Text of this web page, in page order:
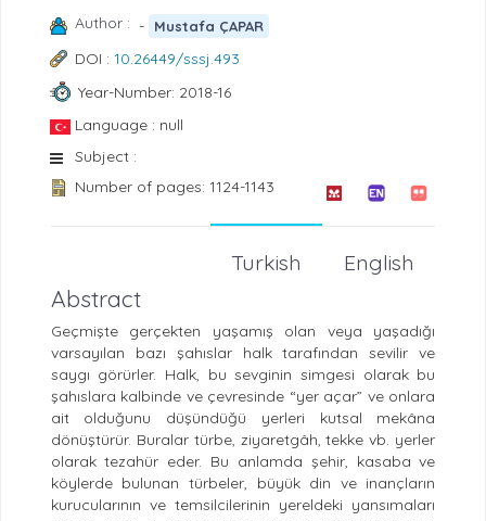
Author : - Mustafa ÇAPAR
DOI : 10.26449/sssj.493
Year-Number: 2018-16
Language : null
Subject :
Number of pages: 1124-1143
English
Turkish
Abstract
Geçmişte gerçekten yaşamış olan veya yaşadığı
varsayılan bazı şahıslar halk tarafından sevilir ve
saygı görürler. Halk, bu sevginin simgesi olarak bu
şahıslara kalbinde ve çevresinde “yer açar” ve onlara
ait olduğunu düşündüğü yerleri kutsal mekâna
dönüştürür. Buralar türbe, ziyaretgâh, tekke vb. yerler
olarak tezahür eder. Bu anlamda şehir, kasaba ve
köylerde bulunan türbeler, büyük din ve inançların
kurucularının ve temsilcilerinin yereldeki yansımaları